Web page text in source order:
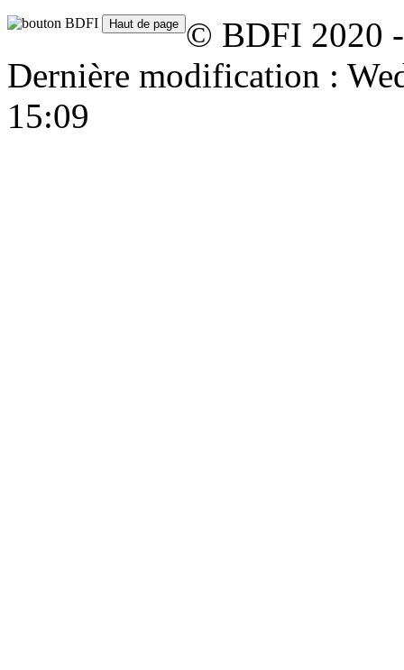
© BDFI 2020
Dernière modification :
15:09